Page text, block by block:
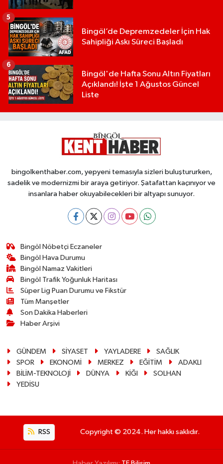
Bingöl’de Depremzedeler İçin Hak
Sahipliği Askı Süreci Başladı
5
Bingöl'de Hafta Sonu Altın Fiyatları
Açıklandı! İşte 1 Ağustos Güncel
Liste
6
bingolkenthaber.com, yepyeni temasıyla sizleri buluştururken,
sadelik ve modernizmi bir araya getiriyor. Şatafattan kaçınıyor ve
insanlara haber okuyabilecekleri bir altyapı sunuyor.
Bingöl Nöbetçi Eczaneler
Bingöl Hava Durumu
Bingöl Namaz Vakitleri
Bingöl Trafik Yoğunluk Haritası
Süper Lig Puan Durumu ve Fikstür
Tüm Manşetler
Son Dakika Haberleri
Haber Arşivi
GÜNDEM SİYASET YAYLADERE
SAĞLIK
SPOR
EKONOMİ MERKEZ EĞİTİM
ADAKLI
BİLİM-TEKNOLOJİ
DÜNYA KİĞI
SOLHAN
YEDİSU
RSS Copyright © 2024. Her hakkı saklıdır.